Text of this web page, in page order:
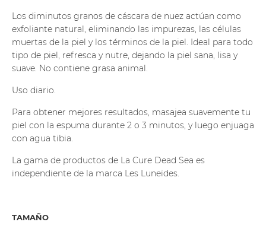
Los diminutos granos de cáscara de nuez actúan como
exfoliante natural, eliminando las impurezas, las células
muertas de la piel y los términos de la piel. Ideal para todo
tipo de piel, refresca y nutre, dejando la piel sana, lisa y
suave. No contiene grasa animal.
Uso diario.
Para obtener mejores resultados, masajea suavemente tu
piel con la espuma durante 2 o 3 minutos, y luego enjuaga
con agua tibia.
La gama de productos de La Cure Dead Sea es
independiente de la marca Les Luneïdes.
TAMAÑO